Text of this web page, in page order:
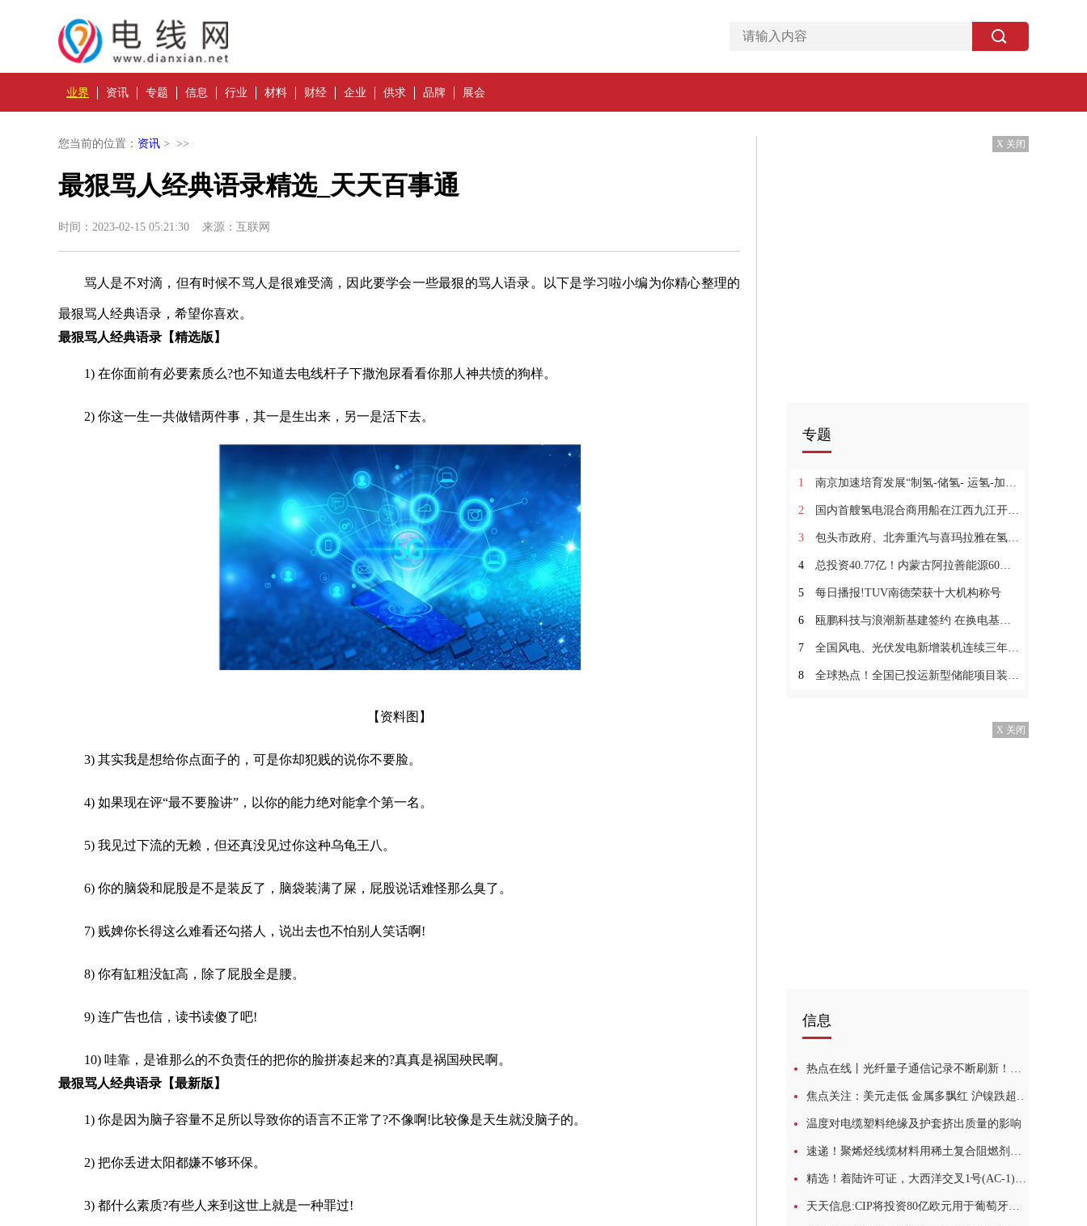
业界 资讯 专题 信息 行业 材料 财经 企业 供求 品牌 展会
您当前的位置： 资讯 > >>
最狠骂人经典语录精选_天天百事通
时间：2023-02-15 05:21:30 来源：互联网
骂人是不对滴，但有时候不骂人是很难受滴，因此要学会一些最狠的骂人语录。以下是学习啦小编为你精心整理的
最狠骂人经典语录，希望你喜欢。
最狠骂人经典语录【精选版】
1) 在你面前有必要素质么?也不知道去电线杆子下撒泡尿看看你那人神共愤的狗样。
2) 你这一生一共做错两件事，其一是生出来，另一是活下去。
【资料图】
3) 其实我是想给你点面子的，可是你却犯贱的说你不要脸。
4) 如果现在评“最不要脸讲”，以你的能力绝对能拿个第一名。
5) 我见过下流的无赖，但还真没见过你这种乌龟王八。
6) 你的脑袋和屁股是不是装反了，脑袋装满了屎，屁股说话难怪那么臭了。
7) 贱婢你长得这么难看还勾搭人，说出去也不怕别人笑话啊!
8) 你有缸粗没缸高，除了屁股全是腰。
9) 连广告也信，读书读傻了吧!
10) 哇靠，是谁那么的不负责任的把你的脸拼凑起来的?真真是祸国殃民啊。
最狠骂人经典语录【最新版】
1) 你是因为脑子容量不足所以导致你的语言不正常了?不像啊!比较像是天生就没脑子的。
2) 把你丢进太阳都嫌不够环保。
3) 都什么素质?有些人来到这世上就是一种罪过!
X 关闭
专题
1 南京加速培育发展“制氢-储氢- 运氢-加氢- 用氢全产业链协同
2 国内首艘氢电混合商用船在江西九江开建_当前观点
3 包头市政府、北奔重汽与喜玛拉雅在氢能领域深化合作沟通对接-环球报资讯
4 总投资40.77亿！内蒙古阿拉善能源60万千瓦风光制氢一体化项目正式签约_焦点速递
5 每日播报!TUV南德荣获十大机构称号
6 瓯鹏科技与浪潮新基建签约 在换电基础设施领域成战略合作伙伴
7 全国风电、光伏发电新增装机连续三年突破1亿千瓦 全球简讯
8 全球热点！全国已投运新型储能项目装机规模达870万千瓦
X 关闭
信息
热点在线丨光纤量子通信记录不断刷新！量子密钥分发再迎“首次”
焦点关注：美元走低 金属多飘红 沪镍跌超2% 黑色系集体弱势运行
温度对电缆塑料绝缘及护套挤出质量的影响
速递！聚烯烃线缆材料用稀土复合阻燃剂研发成功
精选！着陆许可证，大西洋交叉1号(AC-1)海底电缆被允许继续运行25年
天天信息:CIP将投资80亿欧元用于葡萄牙海上风电项目